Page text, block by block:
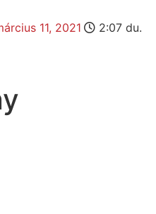
11, 2021 2:07 du.